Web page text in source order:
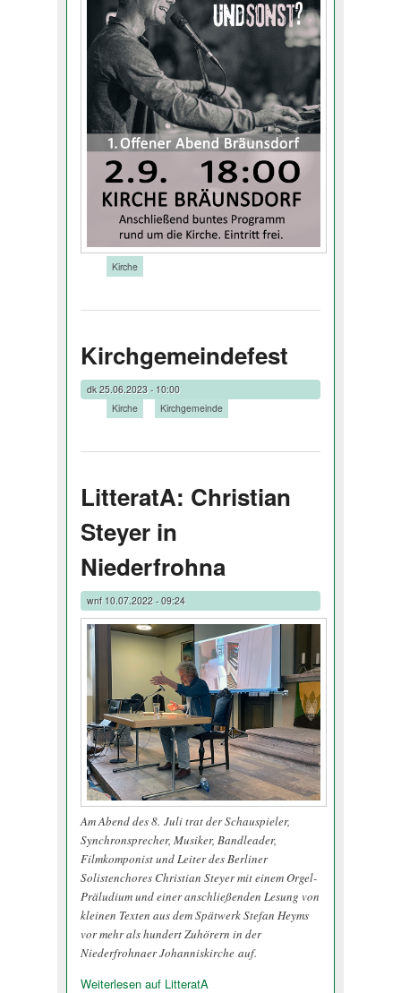
Kirche
Kirchgemeindefest
dk25.06.2023 - 10:00
Kirche Kirchgemeinde
LitteratA: Christian
Steyer in
Niederfrohna
wnf10.07.2022 - 09:24
Am Abend des 8. Juli trat der Schauspieler,
Synchronsprecher, Musiker, Bandleader,
Filmkomponist und Leiter des Berliner
Solistenchores Christian Steyer mit einem Orgel-
Präludium und einer anschließenden Lesung von
kleinen Texten aus dem Spätwerk Stefan Heyms
vor mehr als hundert Zuhörern in der
Niederfrohnaer Johanniskirche auf.
Weiterlesen auf LitteratA